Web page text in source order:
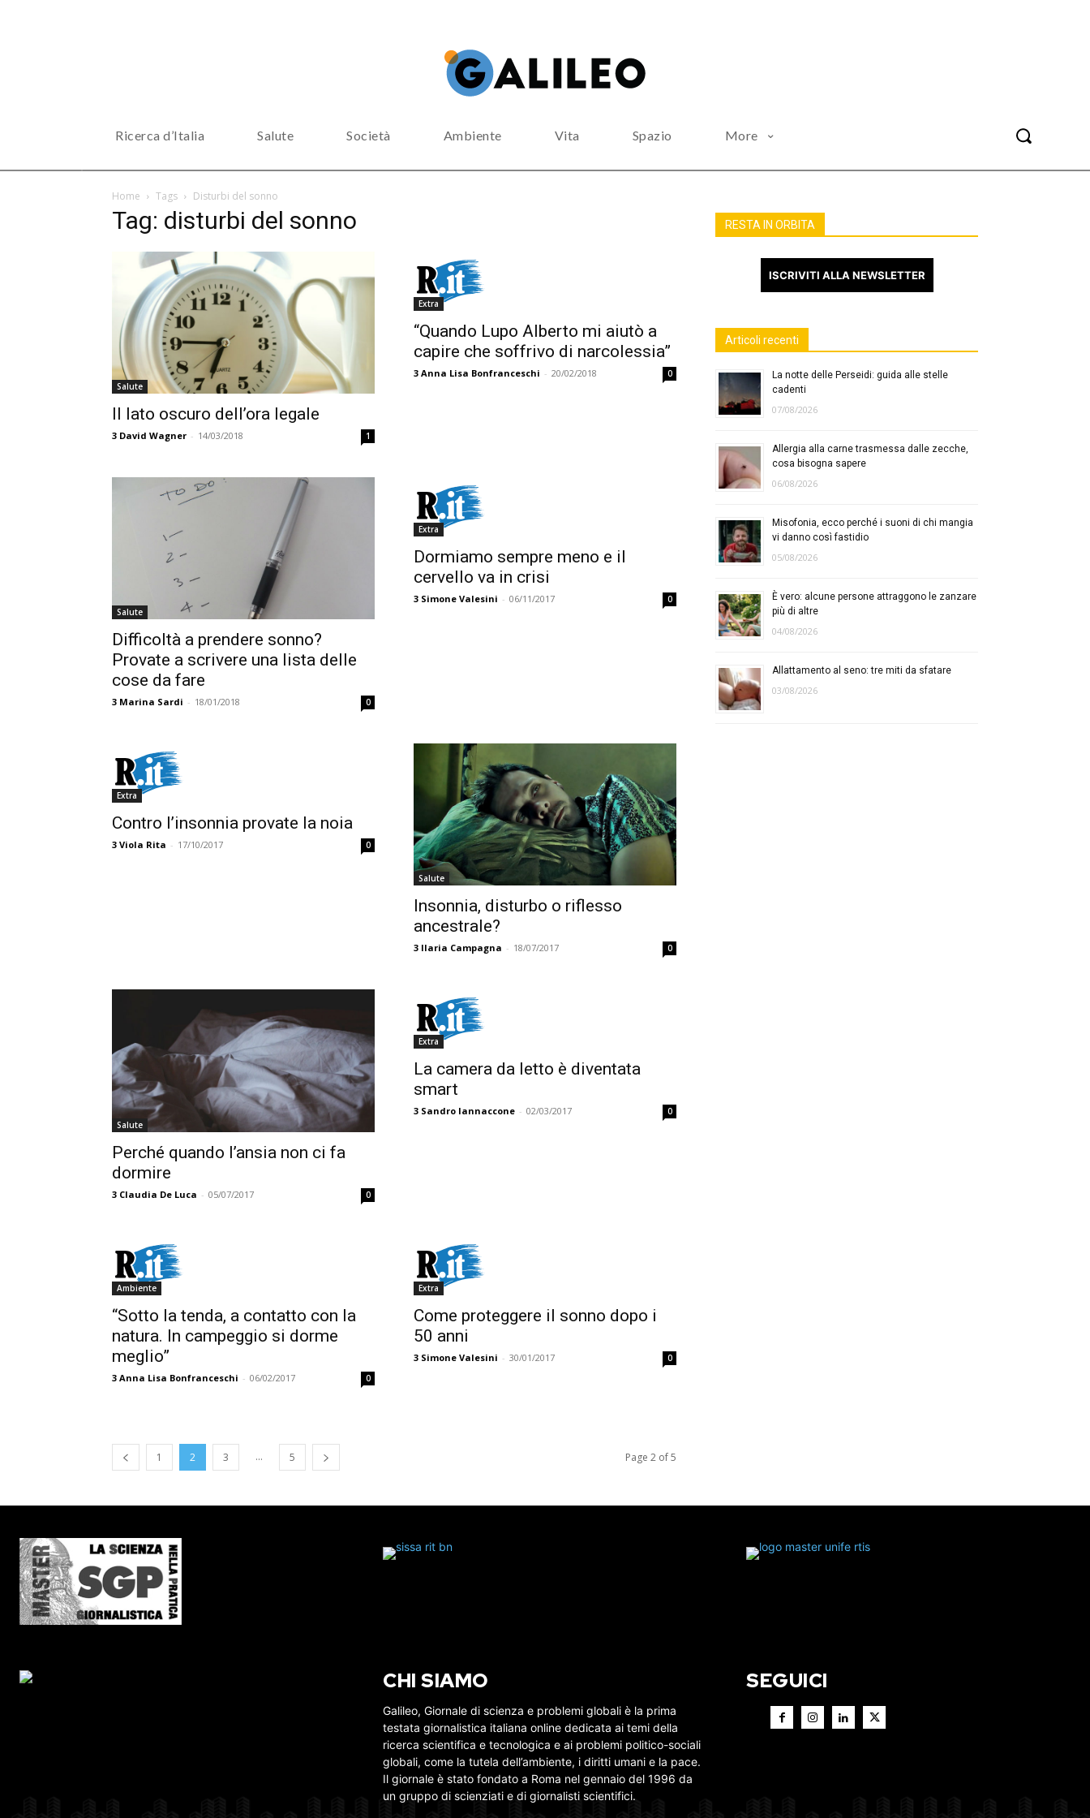
Ricerca d’Italia Salute Società Ambiente Vita Spazio More
Home Tags Disturbi del sonno
Tag: disturbi del sonno
Salute
Il lato oscuro dell’ora legale
3 David Wagner - 14/03/2018 1
Extra
“Quando Lupo Alberto mi aiutò a
capire che soffrivo di narcolessia”
3 Anna Lisa Bonfranceschi - 20/02/2018 0
Salute
Difficoltà a prendere sonno?
Provate a scrivere una lista delle
cose da fare
3 Marina Sardi - 18/01/2018 0
Extra
Dormiamo sempre meno e il
cervello va in crisi
3 Simone Valesini - 06/11/2017 0
Extra
Contro l’insonnia provate la noia
3 Viola Rita - 17/10/2017 0
Salute
Insonnia, disturbo o riflesso
ancestrale?
3 Ilaria Campagna - 18/07/2017 0
Salute
Perché quando l’ansia non ci fa
dormire
3 Claudia De Luca - 05/07/2017 0
Extra
La camera da letto è diventata
smart
3 Sandro Iannaccone - 02/03/2017 0
Ambiente
“Sotto la tenda, a contatto con la
natura. In campeggio si dorme
meglio”
3 Anna Lisa Bonfranceschi - 06/02/2017 0
Extra
Come proteggere il sonno dopo i
50 anni
3 Simone Valesini - 30/01/2017 0
1 2 3 ... 5 Page 2 of 5
RESTA IN ORBITA
ISCRIVITI ALLA NEWSLETTER
Articoli recenti
La notte delle Perseidi: guida alle stelle
cadenti
07/08/2026
Allergia alla carne trasmessa dalle zecche,
cosa bisogna sapere
06/08/2026
Misofonia, ecco perché i suoni di chi mangia
vi danno così fastidio
05/08/2026
È vero: alcune persone attraggono le zanzare
più di altre
04/08/2026
Allattamento al seno: tre miti da sfatare
03/08/2026
CHI SIAMO
Galileo, Giornale di scienza e problemi globali è la prima
testata giornalistica italiana online dedicata ai temi della
ricerca scientifica e tecnologica e ai problemi politico-sociali
globali, come la tutela dell’ambiente, i diritti umani e la pace.
Il giornale è stato fondato a Roma nel gennaio del 1996 da
un gruppo di scienziati e di giornalisti scientifici.
SEGUICI